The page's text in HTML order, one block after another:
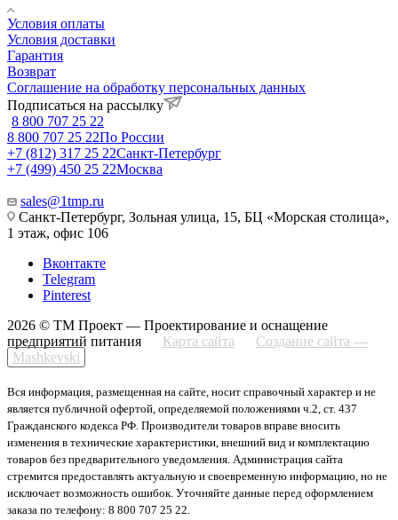
Условия оплаты
Условия доставки
Гарантия
Возврат
Соглашение на обработку персональных данных
Подписаться на рассылку
8 800 707 25 22
8 800 707 25 22По России
+7 (812) 317 25 22Санкт-Петербург
+7 (499) 450 25 22Москва
sales@1tmp.ru
Санкт-Петербург, Зольная улица, 15, БЦ «Морская столица»,
1 этаж, офис 106
Вконтакте
Telegram
Pinterest
2026 © ТМ Проект — Проектирование и оснащение
предприятий питания
Карта сайта
Создание сайта —
Mashkevski
Вся информация, размещенная на сайте, носит справочный характер и не
является публичной офертой, определяемой положениями ч.2, ст. 437
Гражданского кодекса РФ. Производители товаров вправе вносить
изменения в технические характеристики, внешний вид и комплектацию
товаров без предварительного уведомления. Администрация сайта
стремится предоставлять актуальную и своевременную информацию, но не
исключает возможность ошибок. Уточняйте данные перед оформлением
заказа по телефону: 8 800 707 25 22.